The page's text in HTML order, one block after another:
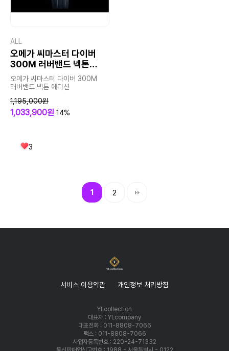
ALL
오메가 씨마스터 다이버
300M 러버밴드 넥톤
에디션
오메가 씨마스터 다이버 300M
러버밴드 넥톤 에디션
1,195,000원
1,033,900원 14%
3
1 2
서비스 이용약관 개인정보 처리방침
YLcollection
대표자 : YLcompany
대표전화 : 011-8808-7066
팩스 : 011-8808-7066
사업자등록번호 : 220-24-71332